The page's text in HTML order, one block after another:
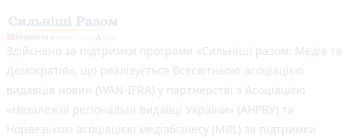
Здійснено за підтримки програми «Сильніші разом: Медіа та
Демократія», що реалізується Всесвітньою асоціацією
видавців новин (WAN-IFRA) у партнерстві з Асоціацією
«Незалежні регіональні видавці України» (АНРВУ) та
Норвезькою асоціацією медіабізнесу (MBL) за підтримки